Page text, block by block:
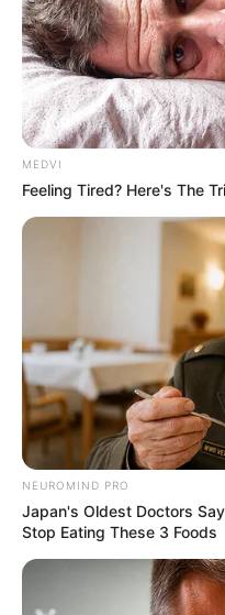
MEDVI
Feeling Tired? Here's The
NEUROMIND PRO
Japan's Oldest Doctors
Stop Eating These 3 Foods